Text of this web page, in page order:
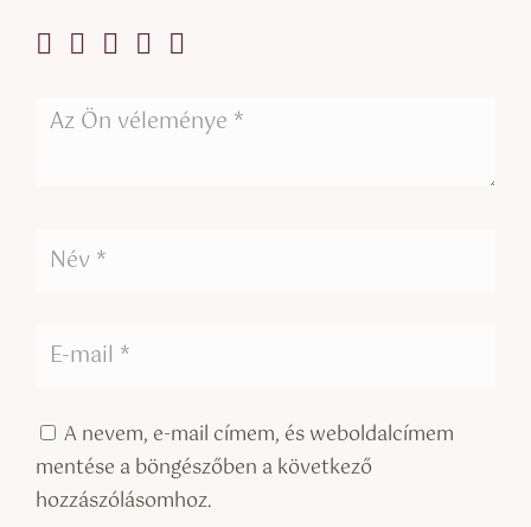
A nevem, e-mail címem, és weboldalcímem
mentése a böngészőben a következő
hozzászólásomhoz.